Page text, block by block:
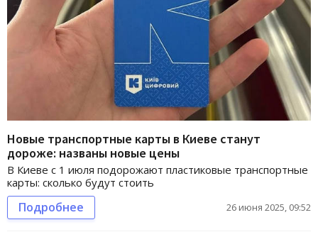
Новые транспортные карты в Киеве станут
дороже: названы новые цены
В Киеве с 1 июля подорожают пластиковые транспортные
карты: сколько будут стоить
Подробнее 26 июня 2025, 09:52